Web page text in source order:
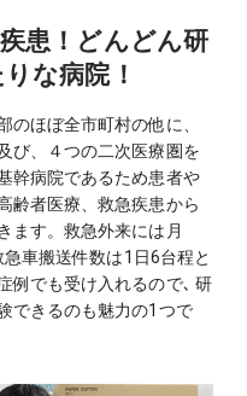
患！どんどん研
な病院！
のほぼ全市町村の他に、
び、４つの二次医療圏を
幹病院であるため患者や
齢者医療、救急疾患から
ます。救急外来には月
車搬送件数は1日6台程と
例でも受け入れるので､ 研
できるのも魅力の1つで